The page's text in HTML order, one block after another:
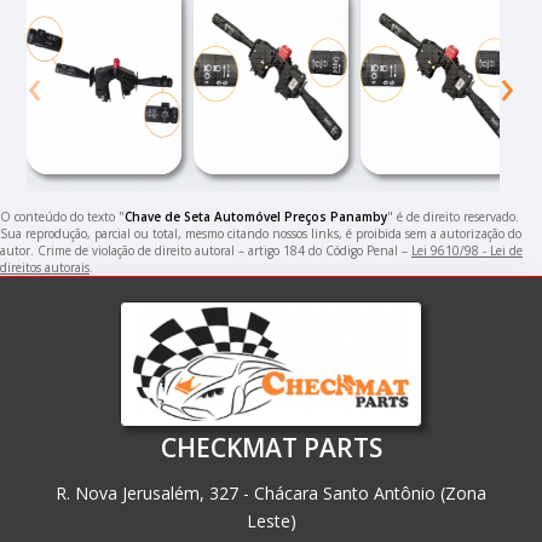
‹ ›
O conteúdo do texto "Chave de Seta Automóvel Preços Panamby" é de direito reservado.
Sua reprodução, parcial ou total, mesmo citando nossos links, é proibida sem a autorização do
autor. Crime de violação de direito autoral – artigo 184 do Código Penal – Lei 9610/98 - Lei de
direitos autorais.
CHECKMAT PARTS
R. Nova Jerusalém, 327 - Chácara Santo Antônio (Zona
Leste)